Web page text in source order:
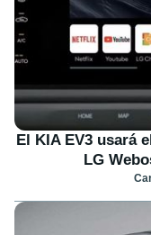
El KIA EV3 usará
LG